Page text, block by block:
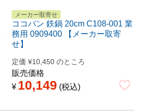
メーカー取寄せ
ココパン 鉄鍋 20cm C108-001 業
務用 0909400 【メーカー取寄
せ】
定価 ¥10,450 のところ
販売価格
¥ 10,149 税込